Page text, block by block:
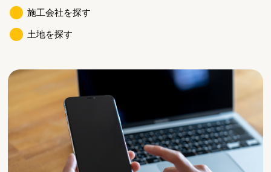
施工会社を探す
土地を探す